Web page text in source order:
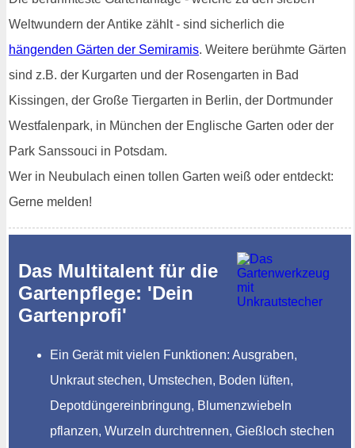
Weltwundern der Antike zählt - sind sicherlich die
hängenden Gärten der Semiramis. Weitere berühmte Gärten
sind z.B. der Kurgarten und der Rosengarten in Bad
Kissingen, der Große Tiergarten in Berlin, der Dortmunder
Westfalenpark, in München der Englische Garten oder der
Park Sanssouci in Potsdam.
Wer in Neubulach einen tollen Garten weiß oder entdeckt:
Gerne melden!
Das Multitalent für die
Gartenpflege: 'Dein
Gartenprofi'
Ein Gerät mit vielen Funktionen: Ausgraben,
Unkraut stechen, Umstechen, Boden lüften,
Depotdüngereinbringung, Blumenzwiebeln
pflanzen, Wurzeln durchtrennen, Gießloch stechen